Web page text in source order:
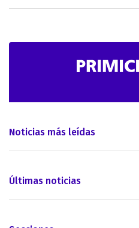
Noticias más leídas
Últimas noticias